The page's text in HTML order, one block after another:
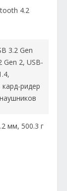
4.2
3.2 Gen
Gen 2, USB-
ридер
мм, 500.3 г